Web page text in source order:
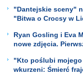
"Dantejskie sceny"
"Bitwa o Crocsy w
Ryan Gosling i Eva
nowe zdjęcia.
"Kto poślubi mojego
wkurzeni: Śmierć